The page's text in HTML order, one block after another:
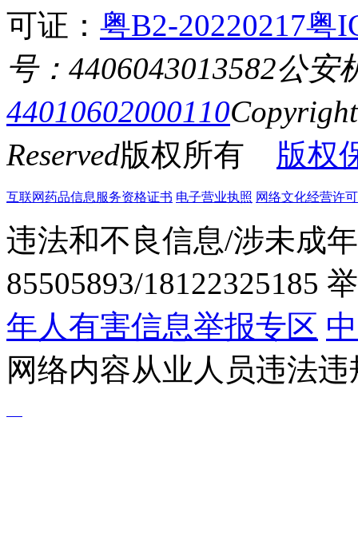
可证： 粤B2-20220217粤
号：4406043013582公安
44010602000110
Reserved版权所有 版权
互联网药品信息服务资格证书 电子营业执照 网络文化经营许
违法和不良信息/涉未成
85505893/18122325185
年人有害信息举报专区
网络内容从业人员违法